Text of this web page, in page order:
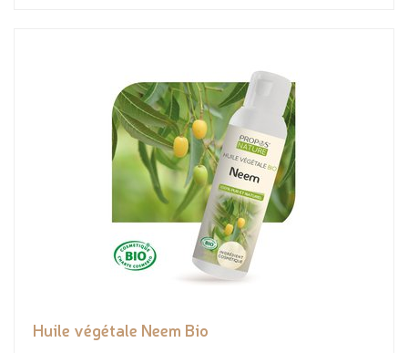
Huile végétale Neem Bio